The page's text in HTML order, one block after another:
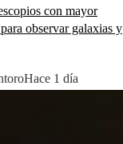
con mayor
observar galaxias y
Hace 1 día